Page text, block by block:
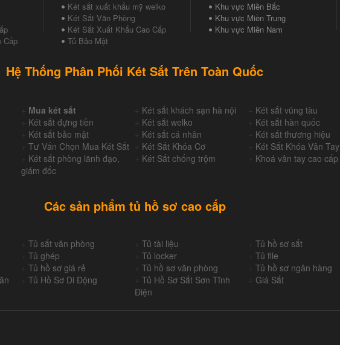
Cấp
Két sắt xuất khẩu mỹ welko
Két Sắt Văn Phòng
Két Sắt Xuất Khẩu Cao Cấp
Tủ Bảo Mật
Khu vực Miền Bắc
Khu vực Miền Trung
Khu vực Miền Nam
Hệ Thống Phân Phối Két Sắt Trên Toàn Quốc
Mua két sắt Két sắt khách sạn hà nội Két sắt vũng tàu
Két sắt đựng tiền Két sắt welko Két sắt hàn quốc
Két sắt bảo mật Két sắt cá nhân Két sắt thương hiệu
Tư Vấn Chọn Mua Két Sắt Két Sắt Khóa Cơ Két Sắt Khóa Vân Tay
Két sắt phòng lãnh đạo,
giám đốc
Két Sắt chống trộm Khoá vân tay cao cấp
Các sản phẩm tủ hồ sơ cao cấp
Tủ sắt văn phòng Tủ tài liệu +Tủ hồ sơ sắt
Tủ ghép Tủ locker +Tủ file
Tủ hồ sơ giá rẻ Tủ hồ sơ văn phòng +Tủ hồ sơ ngân hàng
Tủ Hồ Sơ Di Động
Tủ Hồ Sơ Sắt Sơn Tĩnh
Điện
+Giá Sắt